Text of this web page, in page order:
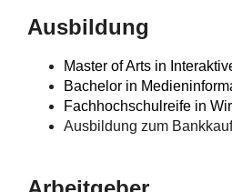
Ausbildung
Master of Arts in
Bachelor in
Fachhochschulreife in
Ausbildung zum